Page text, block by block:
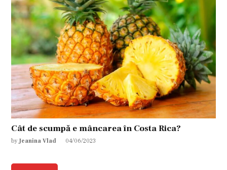
Cât de scumpă e mâncarea în Costa Rica?
by Jeanina Vlad 04/06/2023